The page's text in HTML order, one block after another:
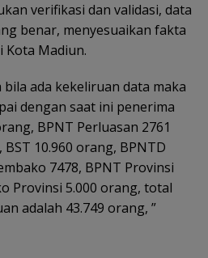
verifikasi dan validasi, data
benar, menyesuaikan fakta
Kota Madiun.
ada kekeliruan data maka
dengan saat ini penerima
BPNT Perluasan 2761
10.960 orang, BPNTD
7478, BPNT Provinsi
Provinsi 5.000 orang, total
adalah 43.749 orang, ”